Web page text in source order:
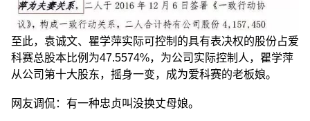
至此，袁诚文、瞿学萍实际可控制的具有表决权的股份占爱
科赛总股本比例为47.5574%，为公司实际控制人，瞿学萍
从公司第十大股东，摇身一变，成为爱科赛的老板娘。
网友调侃：有一种忠贞叫没换丈母娘。